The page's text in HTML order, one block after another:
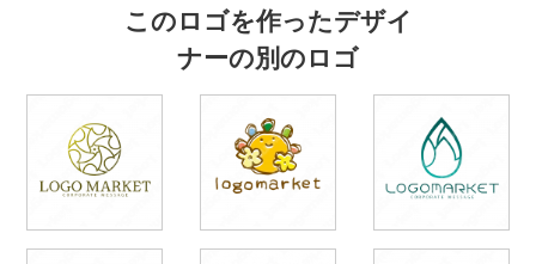
このロゴを作ったデザイ
ナーの別のロゴ